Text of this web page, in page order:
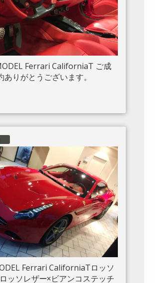
Ferrari CaliforniaT ご成
ありがとうございます。
Ferrari CaliforniaTロッソ
ッソレザー×ビアンコステッチ